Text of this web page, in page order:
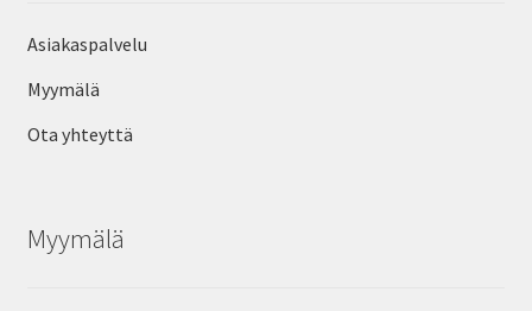
Asiakaspalvelu
Myymälä
Ota yhteyttä
Myymälä